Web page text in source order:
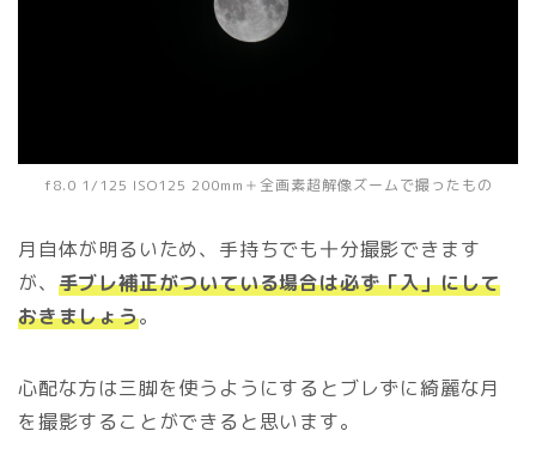
f8.0 1/125 ISO125 200mm＋全画素超解像ズームで撮ったもの
月自体が明るいため、手持ちでも十分撮影できます
が、 手ブレ補正がついている場合は必ず「入」にして
おきましょう。
心配な方は三脚を使うようにするとブレずに綺麗な月
を撮影することができると思います。